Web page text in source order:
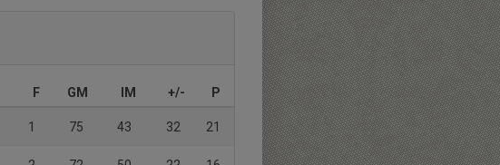
F GM IM +/- P
1 75 43 32 21